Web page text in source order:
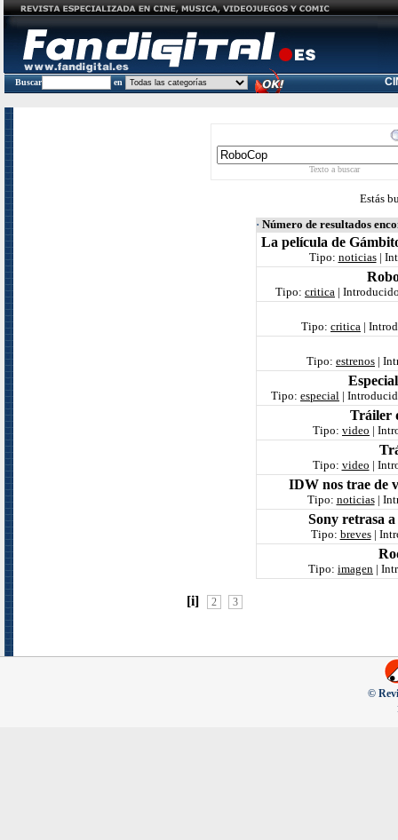
Buscar en
Texto a buscar
Estás
· Número de resultados
La película de
Tipo: noticias|
Tipo: critica |
Tipo: critica |
Tipo: estrenos |
Tipo: especial |
Tráiler
Tipo: video |
Tipo: video |
IDW nos trae de
Tipo: noticias|
Sony retrasa a
Tipo: breves|
Tipo: imagen |
[i] 2 3
©